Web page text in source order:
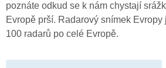
poznáte odkud se k nám chystají
Evropě prší. Radarový snímek
100 radarů po celé Evropě.